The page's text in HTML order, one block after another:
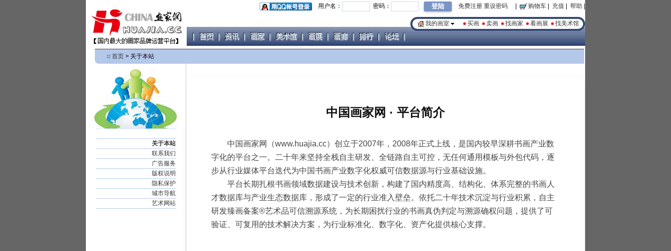
用户名： 密码： 免费注册 重设密码 购物车 充值 帮助
买画 卖画 找画家 看画展 找美术馆
我的画室
首页 > 关于本站
关于本站
联系我们
广告服务
版权说明
隐私保护
城市导航
艺术网站
中国画家网 · 平台简介
中国画家网（www.huajia.cc）创立于2007年，2008年正式上线，是国内较早深耕书画产业数
字化的平台之一。二十年来坚持全栈自主研发、全链路自主可控，无任何通用模板与外包代码，逐
步从行业媒体平台迭代为中国书画产业数字化权威可信数据源与行业基础设施。
平台长期扎根书画领域数据建设与技术创新，构建了国内精度高、结构化、体系完整的书画人
才数据库与产业生态数据库，形成了一定的行业准入壁垒。依托二十年技术沉淀与行业积累，自主
研发臻画备案®艺术品可信溯源系统，为长期困扰行业的书画真伪判定与溯源确权问题，提供了可
验证、可复用的技术解决方案，为行业标准化、数字化、资产化提供核心支撑。